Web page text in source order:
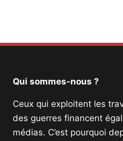
Qui sommes-nous ?
Ceux qui exploitent les
des guerres financent
médias. C’est pourquoi